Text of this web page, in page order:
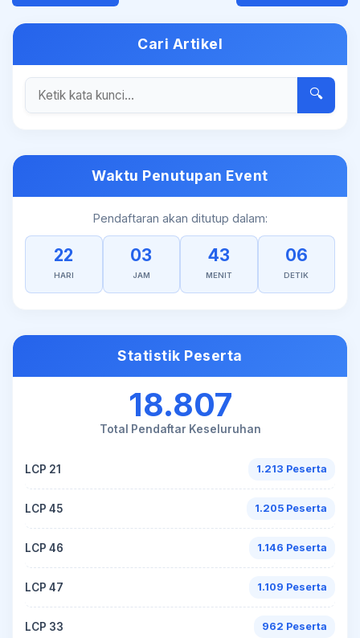
Cari Artikel
🔍
Waktu Penutupan Event
Pendaftaran akan ditutup dalam:
22
HARI
03
JAM
43
MENIT
06
DETIK
Statistik Peserta
18.807
Total Pendaftar Keseluruhan
LCP 21 1.213 Peserta
LCP 45 1.205 Peserta
LCP 46 1.146 Peserta
LCP 47 1.109 Peserta
LCP 33 962 Peserta